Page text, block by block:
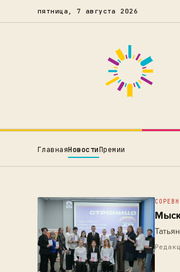
пятница, 7 августа 2026
ГлавнаяНовостиПремии